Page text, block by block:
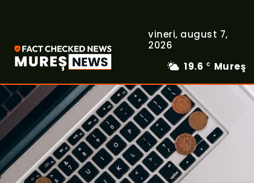
vineri, august 7,
2026
19.6 C Mureş